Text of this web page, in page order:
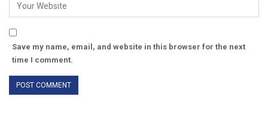
Save my name, email, and website in this browser for the next
time I comment.